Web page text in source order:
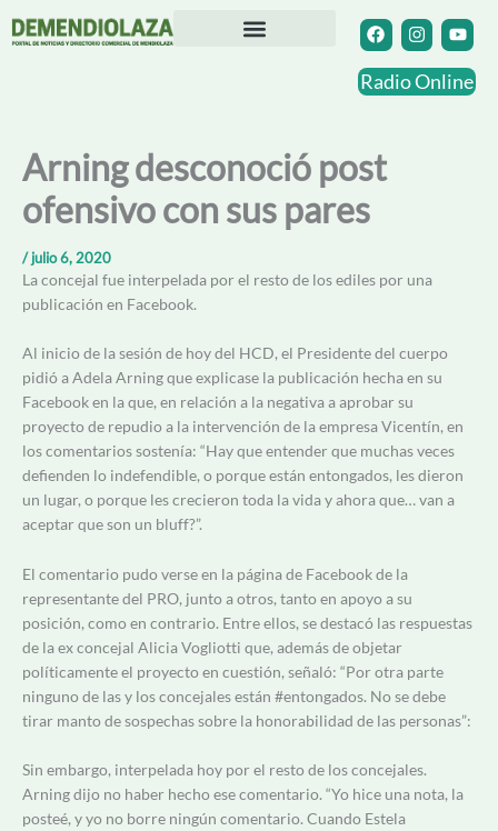
F
a
c
e
b
I
n
s
t
a
Y
o
u
t
u
Radio Online
Arning desconoció post
ofensivo con sus pares
/julio 6, 2020
La concejal fue interpelada por el resto de los ediles por una
publicación en Facebook.
Al inicio de la sesión de hoy del HCD, el Presidente del cuerpo
pidió a Adela Arning que explicase la publicación hecha en su
Facebook en la que, en relación a la negativa a aprobar su
proyecto de repudio a la intervención de la empresa Vicentín, en
los comentarios sostenía: “Hay que entender que muchas veces
defienden lo indefendible, o porque están entongados, les dieron
un lugar, o porque les crecieron toda la vida y ahora que… van a
aceptar que son un bluff?”.
El comentario pudo verse en la página de Facebook de la
representante del PRO, junto a otros, tanto en apoyo a su
posición, como en contrario. Entre ellos, se destacó las respuestas
de la ex concejal Alicia Vogliotti que, además de objetar
políticamente el proyecto en cuestión, señaló: “Por otra parte
ninguno de las y los concejales están #entongados. No se debe
tirar manto de sospechas sobre la honorabilidad de las personas”:
Sin embargo, interpelada hoy por el resto de los concejales.
Arning dijo no haber hecho ese comentario. “Yo hice una nota, la
posteé, y yo no borre ningún comentario. Cuando Estela